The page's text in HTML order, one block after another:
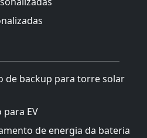
de backup para torre solar
EV
de energia da bateria